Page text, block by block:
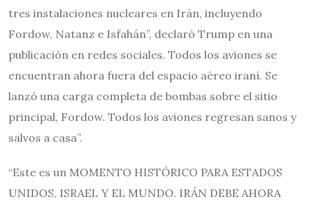
tres instalaciones nucleares en Irán, incluyendo
Fordow, Natanz e Isfahán”, declaró Trump en una
publicación en redes sociales. Todos los aviones se
encuentran ahora fuera del espacio aéreo iraní. Se
lanzó una carga completa de bombas sobre el sitio
principal, Fordow. Todos los aviones regresan sanos y
salvos a casa”.
“Este es un MOMENTO HISTÓRICO PARA ESTADOS
UNIDOS, ISRAEL Y EL MUNDO. IRÁN DEBE AHORA